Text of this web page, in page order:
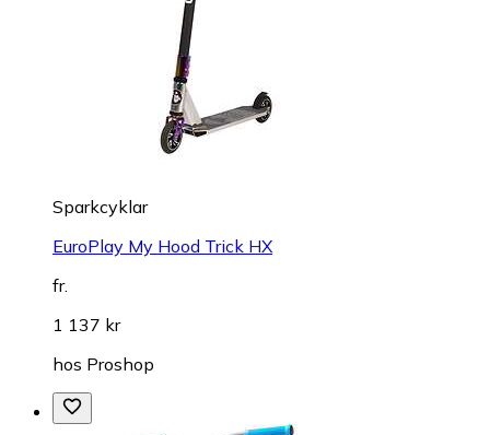
Sparkcyklar
EuroPlay My Hood Trick HX
fr.
1 137 kr
hos Proshop